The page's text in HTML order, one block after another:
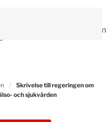
Valprogram
Skrivelse till regeringen om
och sjukvården